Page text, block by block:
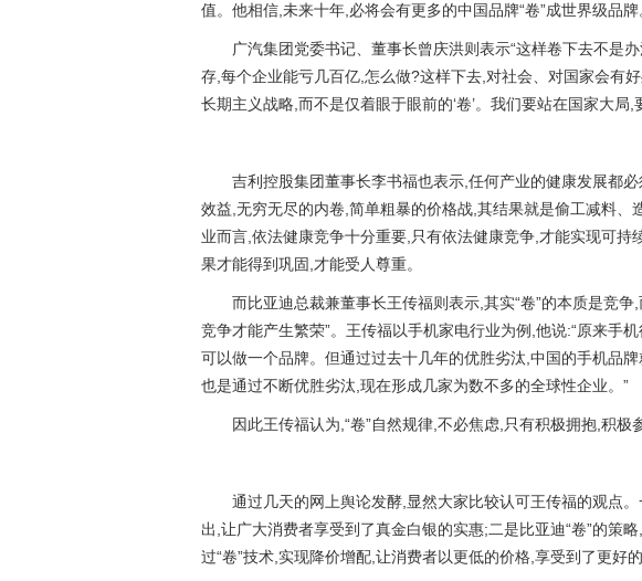
值。他相信,未来十年,必将会有更多的中国品牌“卷”成世界级品牌
广汽集团党委书记、董事长曾庆洪则表示“这样卷下去不是
存,每个企业能亏几百亿,怎么做?这样下去,对社会、对国家会有
长期主义战略,而不是仅着眼于眼前的‘卷’。我们要站在国家大局
吉利控股集团董事长李书福也表示,任何产业的健康发展都
效益,无穷无尽的内卷,简单粗暴的价格战,其结果就是偷工减料、
业而言,依法健康竞争十分重要,只有依法健康竞争,才能实现可
果才能得到巩固,才能受人尊重。
而比亚迪总裁兼董事长王传福则表示,其实“卷”的本质是竞
竞争才能产生繁荣”。王传福以手机家电行业为例,他说:“原来手
可以做一个品牌。但通过过去十几年的优胜劣汰,中国的手机品
也是通过不断优胜劣汰,现在形成几家为数不多的全球性企业。”
因此王传福认为,“卷”自然规律,不必焦虑,只有积极拥抱,积极
通过几天的网上舆论发酵,显然大家比较认可王传福的观点
出,让广大消费者享受到了真金白银的实惠;二是比亚迪“卷”的策
过“卷”技术,实现降价增配,让消费者以更低的价格,享受到了更好的